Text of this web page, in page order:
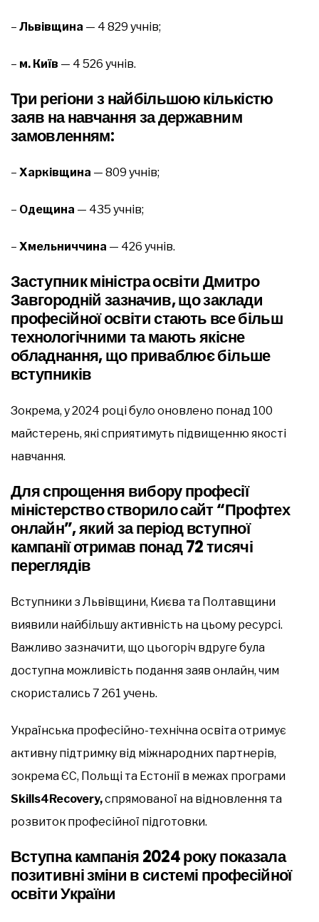
– Львівщина — 4 829 учнів;
– м. Київ — 4 526 учнів.
Три регіони з найбільшою кількістю
заяв на навчання за державним
замовленням:
– Харківщина — 809 учнів;
– Одещина — 435 учнів;
– Хмельниччина — 426 учнів.
Заступник міністра освіти Дмитро
Завгородній зазначив, що заклади
професійної освіти стають все більш
технологічними та мають якісне
обладнання, що приваблює більше
вступників
Зокрема, у 2024 році було оновлено понад 100
майстерень, які сприятимуть підвищенню якості
навчання.
Для спрощення вибору професії
міністерство створило сайт “Профтех
онлайн”, який за період вступної
кампанії отримав понад 72 тисячі
переглядів
Вступники з Львівщини, Києва та Полтавщини
виявили найбільшу активність на цьому ресурсі.
Важливо зазначити, що цьогоріч вдруге була
доступна можливість подання заяв онлайн, чим
скористались 7 261 учень.
Українська професійно-технічна освіта отримує
активну підтримку від міжнародних партнерів,
зокрема ЄС, Польщі та Естонії в межах програми
Skills4Recovery,спрямованої на відновлення та
розвиток професійної підготовки.
Вступна кампанія 2024 року показала
позитивні зміни в системі професійної
освіти України